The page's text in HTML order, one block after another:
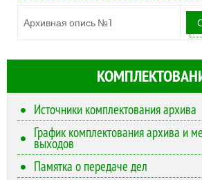
Архивная опись №1
Источники комплектования архива
График комплектования архива и
выходов
Памятка о передаче дел